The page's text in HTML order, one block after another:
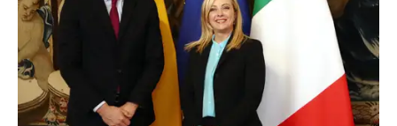
CRISIS MIGRATORIA